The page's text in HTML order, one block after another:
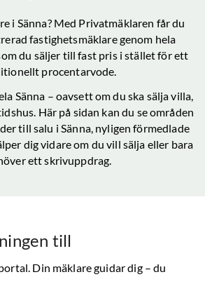
i Sänna? Med Privatmäklaren får du
fastighetsmäklare genom hela
du säljer till fast pris i stället för ett
procentarvode.
Sänna – oavsett om du ska sälja villa,
Här på sidan kan du se områden
till salu i Sänna, nyligen förmedlade
dig vidare om du vill sälja eller bara
ett skrivuppdrag.
till
Din mäklare guidar dig – du